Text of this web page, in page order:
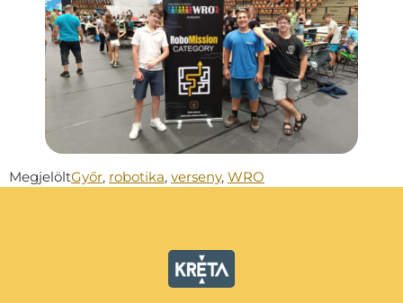
MegjelöltGyőr, robotika, verseny, WRO